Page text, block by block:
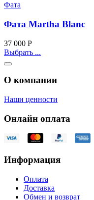
Фата
Фата Martha Blanc
37 000 Р
Выбрать ...
О компании
Наши ценности
Онлайн оплата
Информация
Оплата
Доставка
Обмен и возврат